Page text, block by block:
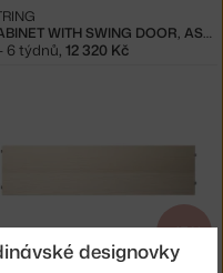
CABINET WITH SWING DOOR, ASH
6 týdnů, 12 320 Kč
−15 %
designovky